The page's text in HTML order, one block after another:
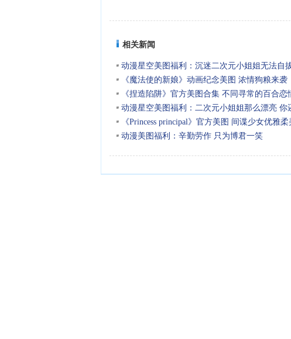
相关新闻
动漫星空美图福利：沉迷二次元小姐姐无法自
《魔法使的新娘》动画纪念美图 浓情狗粮来袭
《捏造陷阱》官方美图合集 不同寻常的百合恋
动漫星空美图福利：二次元小姐姐那么漂亮 你
满足？
《Princess principal》官方美图 间谍少女优雅柔
动漫美图福利：辛勤劳作 只为博君一笑